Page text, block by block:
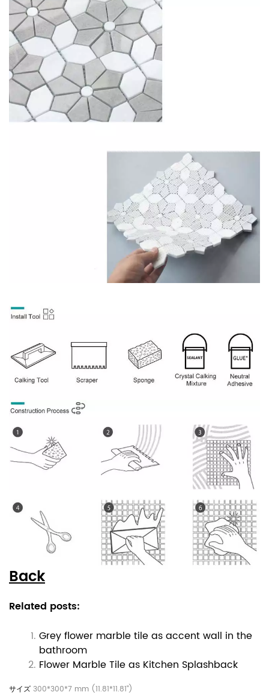
Back
Related posts:
Grey flower marble tile as accent wall in the
bathroom
Flower Marble Tile as Kitchen Splashback
300*300*7 mm (11.81*11.81")